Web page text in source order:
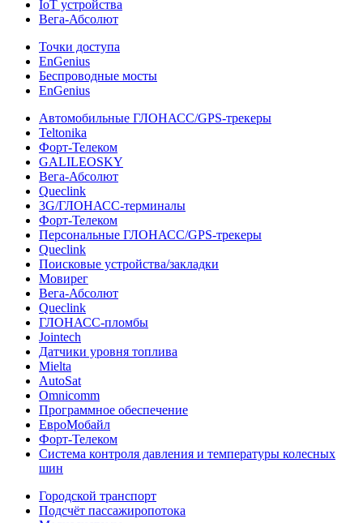
IoT устройства
Вега-Абсолют
Точки доступа
EnGenius
Беспроводные мосты
EnGenius
Автомобильные ГЛОНАСС/GPS-трекеры
Teltonika
Форт-Телеком
GALILEOSKY
Вега-Абсолют
Queclink
3G/ГЛОНАСС-терминалы
Форт-Телеком
Персональные ГЛОНАСС/GPS-трекеры
Queclink
Поисковые устройства/закладки
Мовирег
Вега-Абсолют
Queclink
ГЛОНАСС-пломбы
Jointech
Датчики уровня топлива
Mielta
AutoSat
Omnicomm
Программное обеспечение
ЕвроМобайл
Форт-Телеком
Система контроля давления и температуры колесных
шин
Городской транспорт
Подсчёт пассажиропотока